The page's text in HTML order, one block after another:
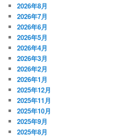
2026年8月
2026年7月
2026年6月
2026年5月
2026年4月
2026年3月
2026年2月
2026年1月
2025年12月
2025年11月
2025年10月
2025年9月
2025年8月